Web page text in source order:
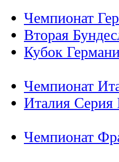
Чемпионат
Вторая
Кубок
Чемпионат
Италия Серия
Чемпионат